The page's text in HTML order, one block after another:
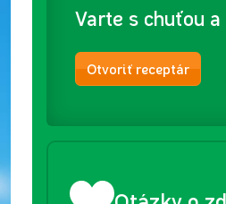
Varte s chuťou a
Otvoriť receptár